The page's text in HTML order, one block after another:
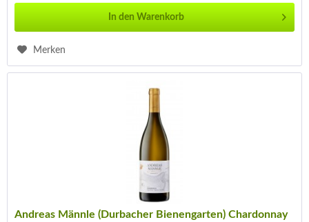
In den Warenkorb
Merken
Andreas Männle (Durbacher Bienengarten) Chardonnay